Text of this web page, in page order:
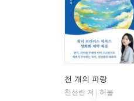
천 개의 파랑
천선란 저
허블